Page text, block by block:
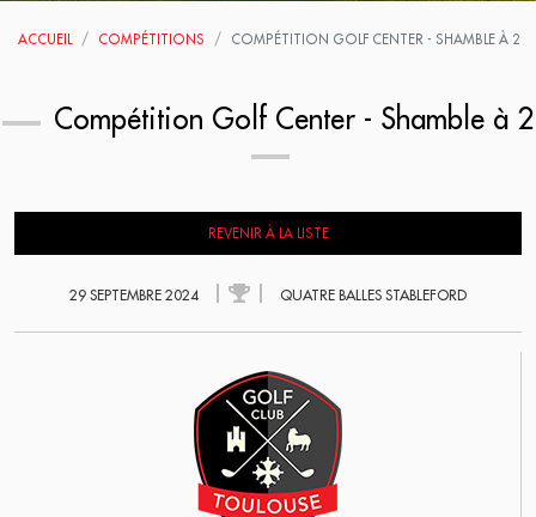
ACCUEIL COMPÉTITIONS COMPÉTITION GOLF CENTER - SHAMBLE À 2
Compétition Golf Center - Shamble à 2
REVENIR À LA LISTE
29 SEPTEMBRE 2024 QUATRE BALLES STABLEFORD